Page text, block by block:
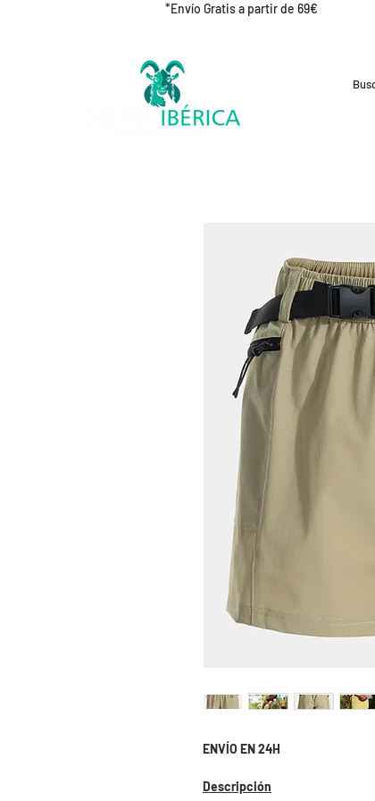
*Envío Gratis a partir de 69€
ENVÍO EN 24H
Descripción